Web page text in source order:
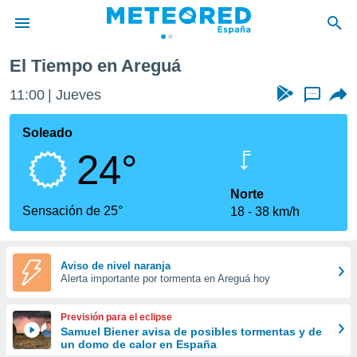
de
por
que se
calidad.
a este
las
y
forma
digital
basada
El Tiempo en Areguá
11:00 Jueves ...
Soleado
24°
Sensación de 25°
Norte
18
38 km/h
Aviso de nivel naranja
Alerta importante por tormenta en Areguá hoy
Previsión para el eclipse
Samuel Biener avisa de posibles tormentas y de
un domo de calor en España